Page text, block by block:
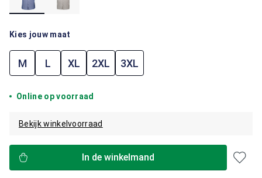
Kies jouw maat
M L XL 2XL 3XL
Online op voorraad
Bekijk winkelvoorraad
In de winkelmand